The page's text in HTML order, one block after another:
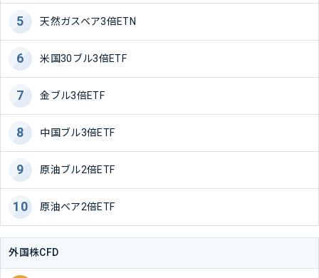
天然ガスベア3倍ETN
米国30ブル3倍ETF
金ブル3倍ETF
中国ブル3倍ETF
原油ブル2倍ETF
原油ベア2倍ETF
外国株CFD